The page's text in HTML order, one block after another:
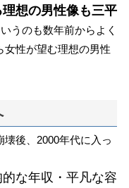
想の男性像も三平
うのも数年前からよく
女性が望む理想の男性
後、2000年代に入っ
的な年収・平凡な容